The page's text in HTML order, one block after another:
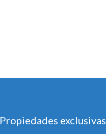
Propiedades exclusivas